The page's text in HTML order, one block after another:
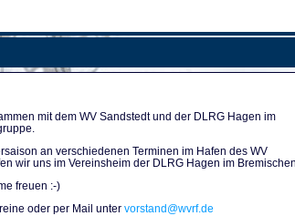
mit dem WV Sandstedt und der DLRG Hagen im
an verschiedenen Terminen im Hafen des WV
wir uns im Vereinsheim der DLRG Hagen im
freuen :-)
oder per Mail unter vorstand@wvrf.de